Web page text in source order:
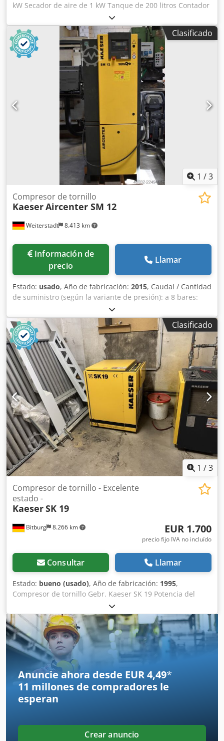
kW Secador de aire de 1 kW Tanque de 200 litros Contador
de horas: 1070 horas 380 V Cjdjzr R Dzspfx Ahlorf
Clasificado
1 /3
Weiterstadt 8.413 km
Compresor de tornillo
KaeserAircenter SM 12
Información de
precio
Llamar
Estado: usado, Año de fabricación: 2015, Caudal / Cantidad
de suministro (según la variante de presión): a 8 bares:
aprox. 0,34 – 1,24 m³/min (o hasta 1,01 – 1,2 m³/min) a
10/11 bares: aprox. 0,34 – 1,04 m³/min Cedezrtr Uspfx
Ahlsrf a 13/15 bares: aprox. 0,30 – 0,78 m³/min Presión
máxima de funcionamiento: opcionalmente 8, 11 o 15
bares Equipamiento y dimensiones: Depósito de aire
comprimido: 270 litros (montado debajo) Secador por
refrigeración: integrado (refrigerante ecológico) Nivel de
presión sonora: aprox. 63-66 dB(A) (bajo nivel de ruido
durante el funcionamiento) Dimensiones (ancho x
profundidad x alto): aprox. 630 x 762 x 1100 mm Peso:
aprox. 220-240 kg (varía ligeramente según la versión)
Conexión eléctrica: 400 V / 3 fases / 50 Hz
Clasificado
1 /3
Bitburg 8.266 km
Compresor de tornillo - Excelente
estado -
KaeserSK 19
EUR 1.700
precio fijo IVA no incluído
Consultar Llamar
Estado: bueno (usado), Año de fabricación: 1995,
Compresor de tornillo Gebr. Kaeser SK 19 Potencia del
motor: 11 kW Año de fabricación: 1995 Presión de
funcionamiento máxima permitida: 10 bar Caudal de aire:
1900 litros/min Con control por relé Kaeser Dimensiones
aproximadas: Largo 785 x Ancho 820 x Alto 1017 mm
(medidas sin conexiones). Peso: 270 kg Ubicación:
disponible en el almacén 54634 Bitburg Codpszrhrvofx
Ahlorf - disponible inmediatamente -
Anuncie ahora desde EUR 4,49*
11 millones de compradores le
esperan
Crear anuncio